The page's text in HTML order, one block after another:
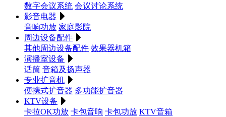
数字会议系统 会议讨论系统
影音电器
音响功放 家庭影院
周边设备配件
其他周边设备配件 效果器机箱
演播室设备
话筒 音箱及扬声器
专业扩音机
便携式扩音器 多功能扩音器
KTV设备
卡拉OK功放 卡包音响 卡包功放 KTV音箱